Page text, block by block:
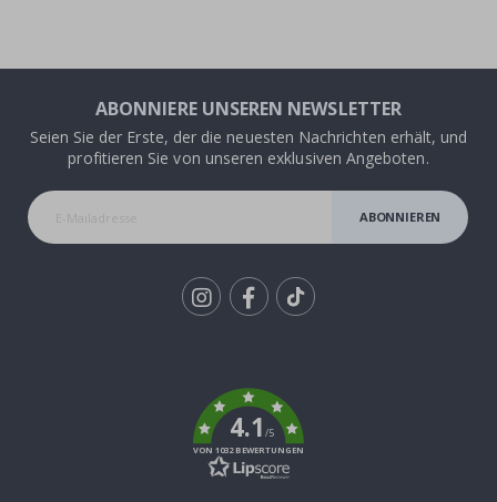
ABONNIERE UNSEREN NEWSLETTER
Seien Sie der Erste, der die neuesten Nachrichten erhält, und
profitieren Sie von unseren exklusiven Angeboten.
ABONNIEREN
4.1/5
VON 1032 BEWERTUNGEN